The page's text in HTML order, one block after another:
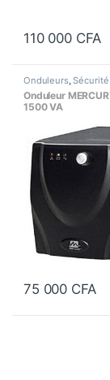
110 000 CFA
Onduleurs,
Onduleur
1500 VA
75 000 CFA